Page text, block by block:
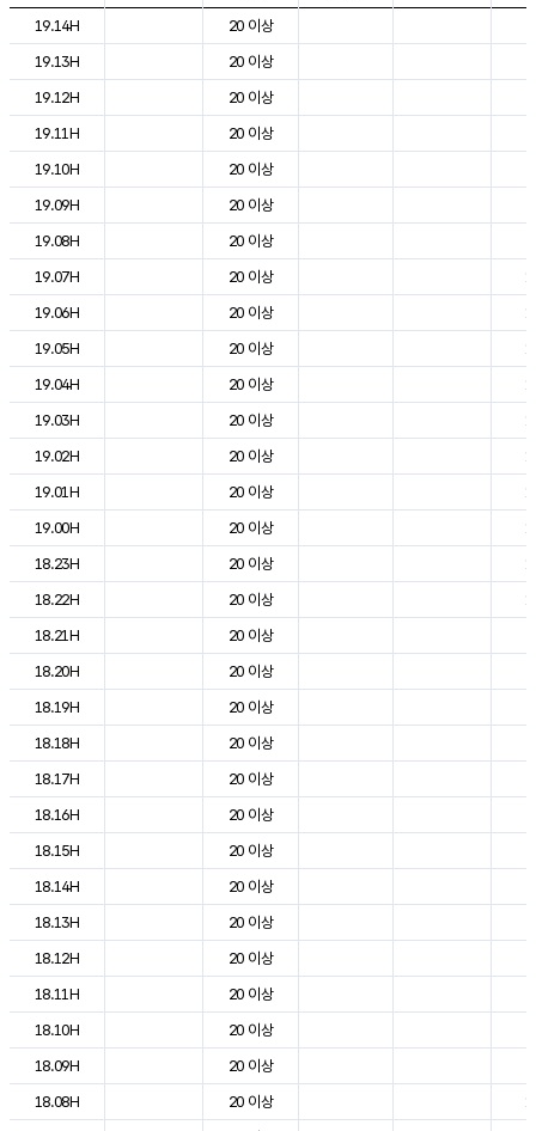
도시별 기상실황표로 지점, 날씨, 기온, 강수, 바람, 기압등을 안내한 표입
19.14H
20 이상
19.13H
20 이상
19.12H
20 이상
19.11H
20 이상
19.10H
20 이상
19.09H
20 이상
19.08H
20 이상
19.07H
20 이상
19.06H
20 이상
19.05H
20 이상
19.04H
20 이상
19.03H
20 이상
19.02H
20 이상
19.01H
20 이상
19.00H
20 이상
18.23H
20 이상
18.22H
20 이상
18.21H
20 이상
18.20H
20 이상
18.19H
20 이상
18.18H
20 이상
18.17H
20 이상
18.16H
20 이상
18.15H
20 이상
18.14H
20 이상
18.13H
20 이상
18.12H
20 이상
18.11H
20 이상
18.10H
20 이상
18.09H
20 이상
18.08H
20 이상